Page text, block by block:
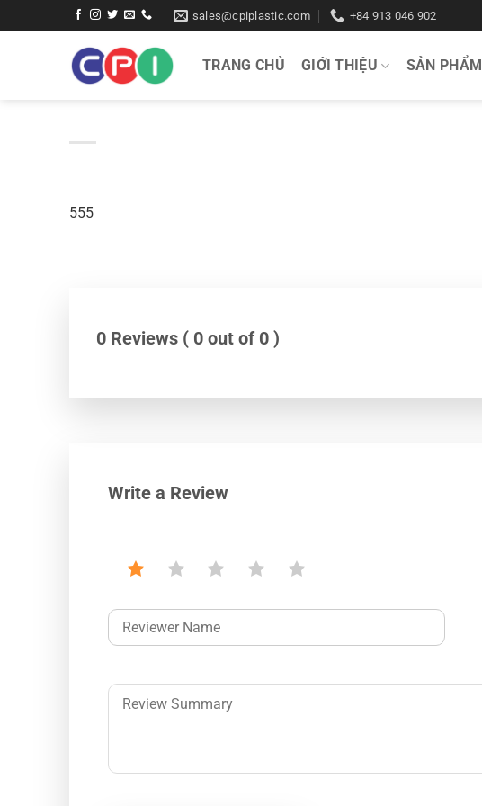
qua
sales@cpiplastic.com +84 913 046 902
TRANG CHỦ GIỚI THIỆU SẢN PHẨM
555
0 Reviews ( 0 out of 0 )
Write a Review